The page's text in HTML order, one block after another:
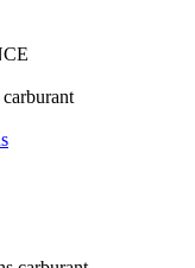
carburant